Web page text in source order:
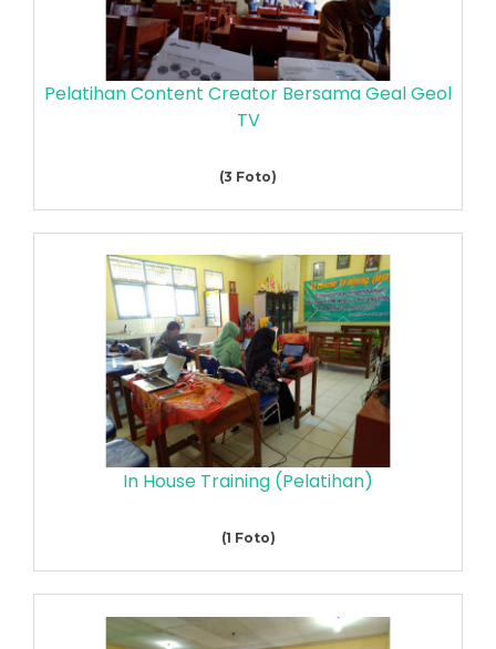
Pelatihan Content Creator Bersama Geal Geol
TV
(3 Foto)
In House Training (Pelatihan)
(1 Foto)